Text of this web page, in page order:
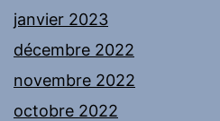
janvier 2023
décembre 2022
novembre 2022
octobre 2022